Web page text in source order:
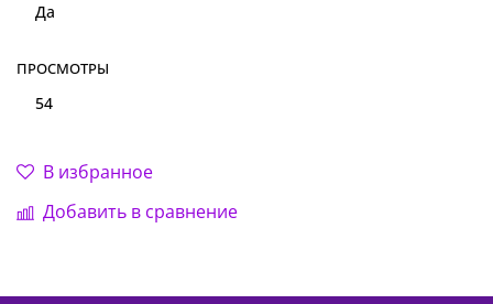
В избранное
Добавить в сравнение
Да
ПРОСМОТРЫ
54